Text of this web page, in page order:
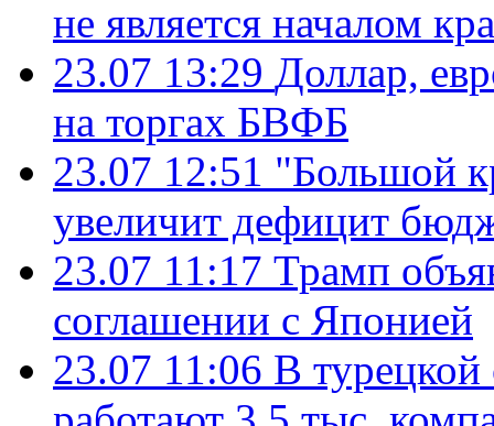
не является началом
23.07 13:29 Доллар,
на торгах БВФБ
23.07 12:51 "Большой
увеличит дефицит
23.07 11:17 Трамп
соглашении с Японией
23.07 11:06 В